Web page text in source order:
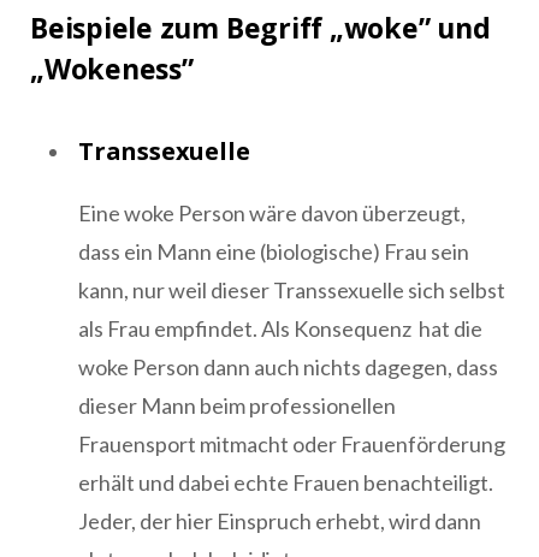
Beispiele zum Begriff „woke” und
„Wokeness”
Transsexuelle
Eine woke Person wäre davon überzeugt,
dass ein Mann eine (biologische) Frau sein
kann, nur weil dieser Transsexuelle sich selbst
als Frau empfindet. Als Konsequenz hat die
woke Person dann auch nichts dagegen, dass
dieser Mann beim professionellen
Frauensport mitmacht oder Frauenförderung
erhält und dabei echte Frauen benachteiligt.
Jeder, der hier Einspruch erhebt, wird dann